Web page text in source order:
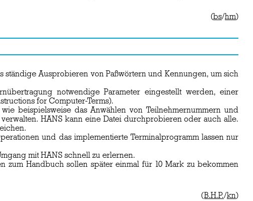
(bs/hm)
Ausprobieren von Paßwörtern und Kennungen, um sich
notwendige Parameter eingestellt werden, einer
for Computer-Terms).
beispielsweise das Anwählen von Teilnehmernummern und
HANS kann eine Datei durchprobieren oder auch alle.
und das implementierte Terminalprogramm lassen nur
mit HANS schnell zu erlernen.
zum Handbuch sollen später einmal für 10 Mark zu bekommen
(B.H.P./kn)